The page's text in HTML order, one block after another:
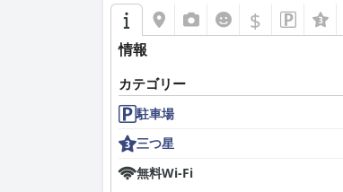
$
情報
カテゴリー
駐車場
三つ星
無料Wi-Fi